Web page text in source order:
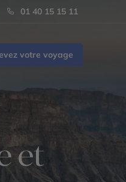
01 40 15 15 11
votre voyage
et